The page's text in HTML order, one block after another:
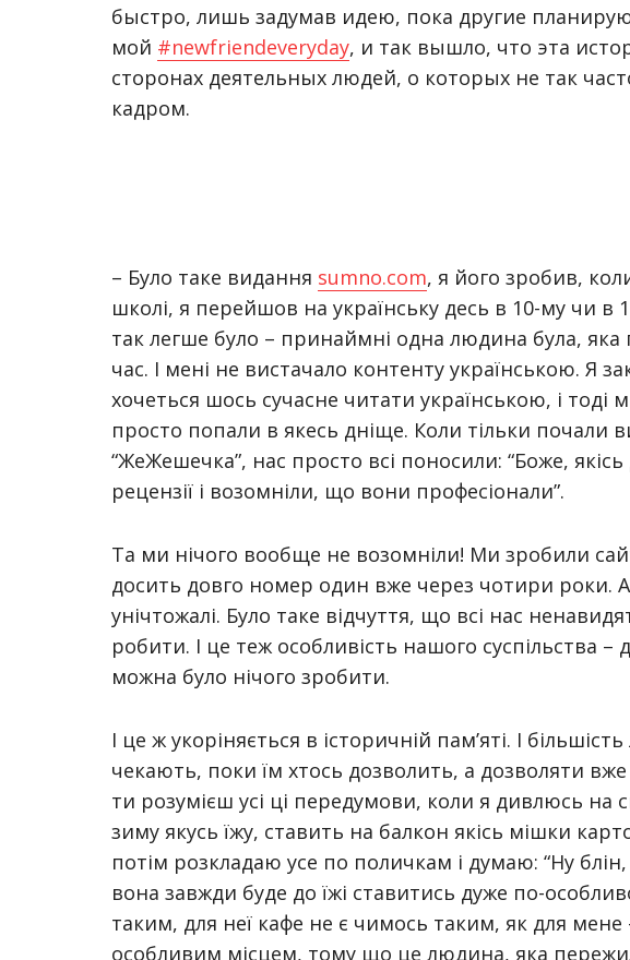
быстро, лишь задумав идею, пока другие
мой #newfriendeveryday, и так вышло, что эта
сторонах деятельных людей, о которых не так
кадром.
– Було таке видання sumno.com, я його зробив,
школі, я перейшов на українську десь в 10-му чи в
так легше було – принаймні одна людина була,
час. І мені не вистачало контенту українською. Я
хочеться шось сучасне читати українською, і тоді
просто попали в якесь дніще. Коли тільки почали
“ЖеЖешечка”, нас просто всі поносили: “Боже,
рецензії і возомніли, що вони професіонали”.
Та ми нічого вообще не возомніли! Ми зробили
досить довго номер один вже через чотири роки.
унічтожалі. Було таке відчуття, що всі нас
робити. І це теж особливість нашого суспільства
можна було нічого зробити.
І це ж укоріняється в історичній пам’яті. І
чекають, поки їм хтось дозволить, а дозволяти
ти розумієш усі ці передумови, коли я дивлюсь
зиму якусь їжу, ставить на балкон якісь мішки
потім розкладаю усе по поличкам і думаю: “Ну
вона завжди буде до їжі ставитись дуже по-
таким, для неї кафе не є чимось таким, як для мене
особливим місцем, тому що це людина, яка